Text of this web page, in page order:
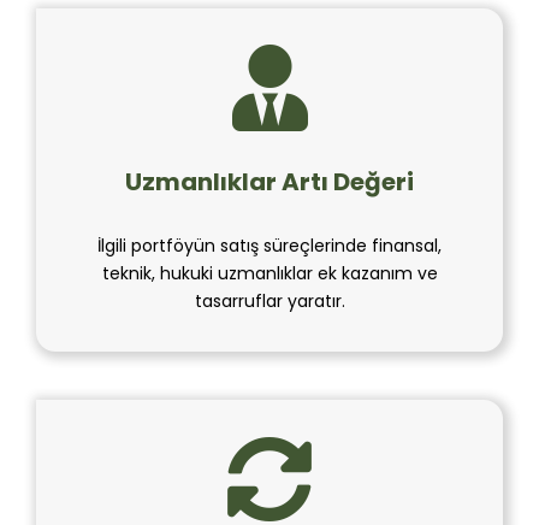
Uzmanlıklar Artı Değeri
İlgili portföyün satış süreçlerinde finansal,
teknik, hukuki uzmanlıklar ek kazanım ve
tasarruflar yaratır.